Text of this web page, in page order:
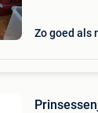
Zo goed als